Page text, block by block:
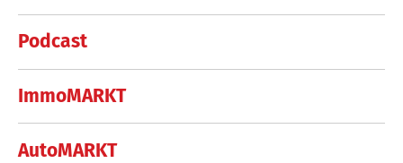
Podcast
ImmoMARKT
AutoMARKT